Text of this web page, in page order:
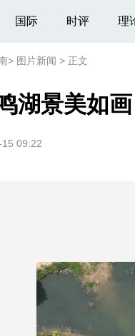
国际 时评 理
> 图片新闻 > 正文
湖景美如画
09:22